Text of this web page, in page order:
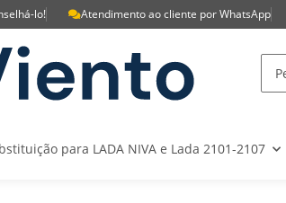
lo! Atendimento ao cliente por WhatsApp
para LADA NIVA e Lada 2101-2107